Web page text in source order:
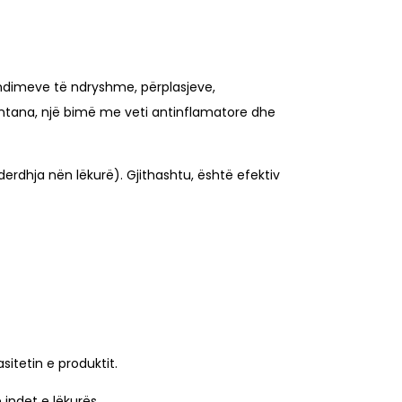
të ndryshme, përplasjeve,
një bimë me veti antinflamatore dhe
nën lëkurë). Gjithashtu, është efektiv
e produktit.